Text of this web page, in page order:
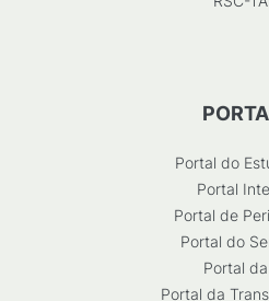
Portal do
Portal
Portal de
Portal do
Portal
Portal da